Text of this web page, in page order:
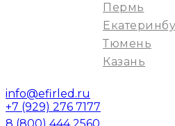
Пермь
Тюмень
Казань
info@efirled.ru
+7 (929) 276 7177